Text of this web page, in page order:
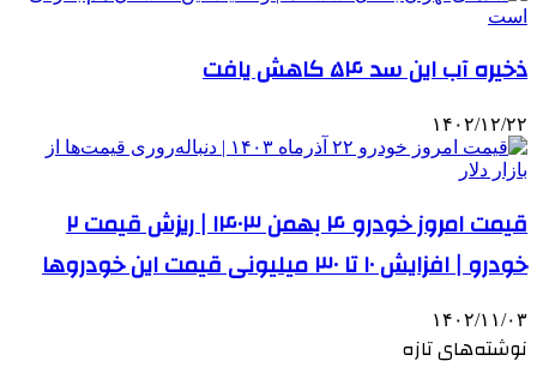
ذخیره آب این سد ۵۴ کاهش یافت
۱۴۰۲/۱۲/۲۲
قیمت امروز خودرو ۴ بهمن ۱۴۰۳ | ریزش قیمت ۲
خودرو | افزایش ۱۰ تا ۳۰ میلیونی قیمت این خودروها
۱۴۰۲/۱۱/۰۳
نوشته‌های تازه